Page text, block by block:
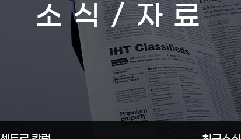
조상땅찾기소식/자료